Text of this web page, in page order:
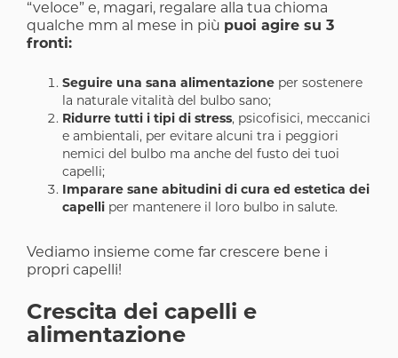
“veloce” e, magari, regalare alla tua chioma
qualche mm al mese in più puoi agire su 3
fronti:
Seguire una sana alimentazione per sostenere
la naturale vitalità del bulbo sano;
Ridurre tutti i tipi di stress, psicofisici, meccanici
e ambientali, per evitare alcuni tra i peggiori
nemici del bulbo ma anche del fusto dei tuoi
capelli;
Imparare sane abitudini di cura ed estetica dei
capelli per mantenere il loro bulbo in salute.
Vediamo insieme come far crescere bene i
propri capelli!
Crescita dei capelli e
alimentazione